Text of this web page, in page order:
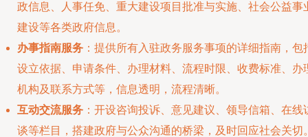
政信息、人事任免、重大建设项目批准与实施、社会公益事
建设等各类政府信息。
办事指南服务 ：提供所有入驻政务服务事项的详细指南，包
设立依据、申请条件、办理材料、流程时限、收费标准、办
机构及联系方式等，信息透明，流程清晰。
互动交流服务 ：开设咨询投诉、意见建议、领导信箱、在线
谈等栏目，搭建政府与公众沟通的桥梁，及时回应社会关切